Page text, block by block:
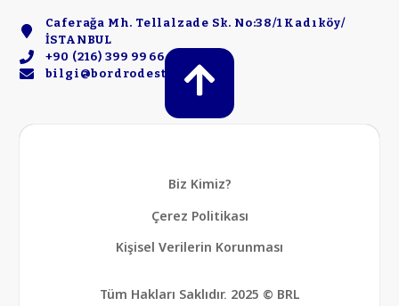
Caferağa Mh. Tellalzade Sk. No:38/1 Kadıköy/
İSTANBUL
+90 (216) 399 99 66
bilgi@bordrodestek.com
Tüm Hakları Saklıdır. 2025 © BRL
Biz Kimiz?
Çerez Politikası
Kişisel Verilerin Korunması